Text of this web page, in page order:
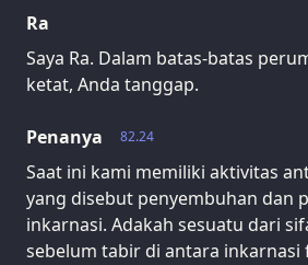
Ra
Saya Ra. Dalam batas-batas
ketat, Anda tanggap.
82.24
Penanya
Saat ini kami memiliki aktivitas
yang disebut penyembuhan dan
inkarnasi. Adakah sesuatu dari
sebelum tabir di antara inkarnasi